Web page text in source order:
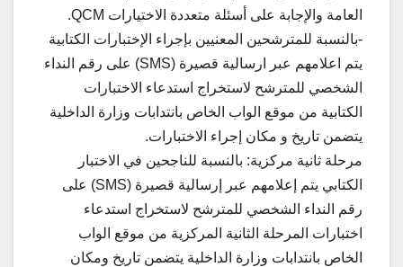
العامة والإجابة على أسئلة متعددة الاختيارات QCM.
-بالنسبة للمترشحين المعنيين بإجراء الإختبارات الكتابية
يتم اعلامهم عبر ارسالية قصيرة (SMS) على رقم النداء
الشخصي للمترشح لاستخراج استدعاء الاختبارات
الكتابية من موقع الواب الخاص بانتدابات وزارة الداخلية
يتضمن تاريخ و مكان إجراء الاختبارات.
مرحلة ثانية مركزية: بالنسبة للناجحين في الاختبار
الكتابي يتم إعلامهم عبر إرسالية قصيرة (SMS) على
رقم النداء الشخصي للمترشح لاستخراج استدعاء
اختبارات المرحلة الثانية المركزية من موقع الواب
الخاص بانتدابات وزارة الداخلية يتضمن تاريخ ومكان